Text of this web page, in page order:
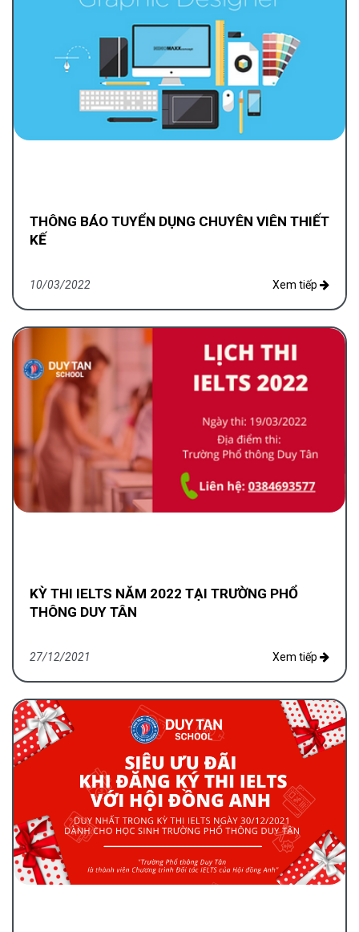
THÔNG BÁO TUYỂN DỤNG CHUYÊN VIÊN THIẾT
KẾ
10/03/2022 Xem tiếp
KỲ THI IELTS NĂM 2022 TẠI TRƯỜNG PHỔ
THÔNG DUY TÂN
27/12/2021 Xem tiếp